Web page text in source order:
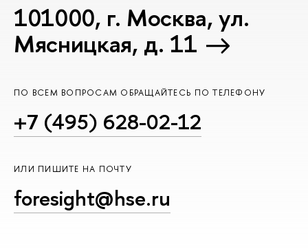
101000, г. Москва, ул.
Мясницкая, д. 11
ПО ВСЕМ ВОПРОСАМ ОБРАЩАЙТЕСЬ ПО ТЕЛЕФОНУ
+7 (495) 628-02-12
ИЛИ ПИШИТЕ НА ПОЧТУ
foresight@hse.ru